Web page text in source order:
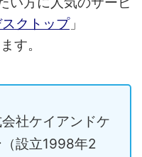
クトップ」
す。
社ケイアンドケ
設立1998年2